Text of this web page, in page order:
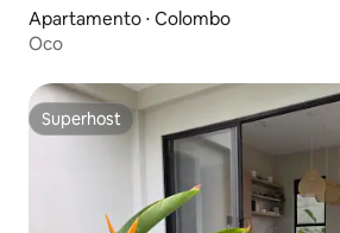
Apartamento ⋅ Colombo
Oco
Superhost
Superhost